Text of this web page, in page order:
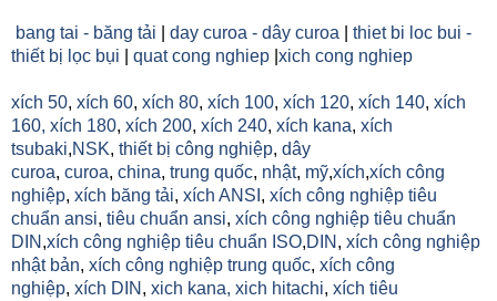
bang tai - băng tải day curoa - dây curoa
thiet bi loc bui -
thiết bị lọc bụi
quat cong nghiep xich cong nghiep
xích 50, xích 60, xích 80, xích 100, xích 120, xích 140, xích
160, xích 180, xích 200, xích 240, xích kana, xích
tsubaki,NSK, thiết bị công nghiệp, dây
curoa, curoa, china, trung quốc, nhật, mỹ,xích,xích công
nghiệp, xích băng tải, xích ANSI , xích công nghiệp tiêu
chuẩn ansi, tiêu chuẩn ansi, xích công nghiệp tiêu chuẩn
DIN ,xích công nghiệp tiêu chuẩn ISO,DIN , xích công nghiệp
nhật bản, xích công nghiệp trung quốc, xích công
nghiệp, xích DIN , xich kana, xich hitachi, xích tiêu